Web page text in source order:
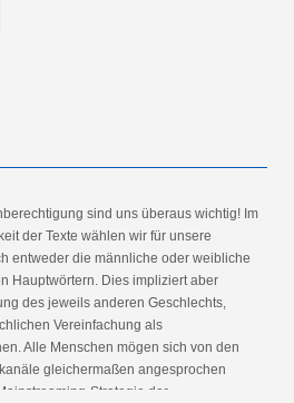
sind uns überaus wichtig! Im
der Texte wählen wir für unsere
entweder die männliche oder weibliche
Hauptwörtern. Dies impliziert aber
des jeweils anderen Geschlechts,
Vereinfachung als
Alle Menschen mögen sich von den
gleichermaßen angesprochen
Strategie der